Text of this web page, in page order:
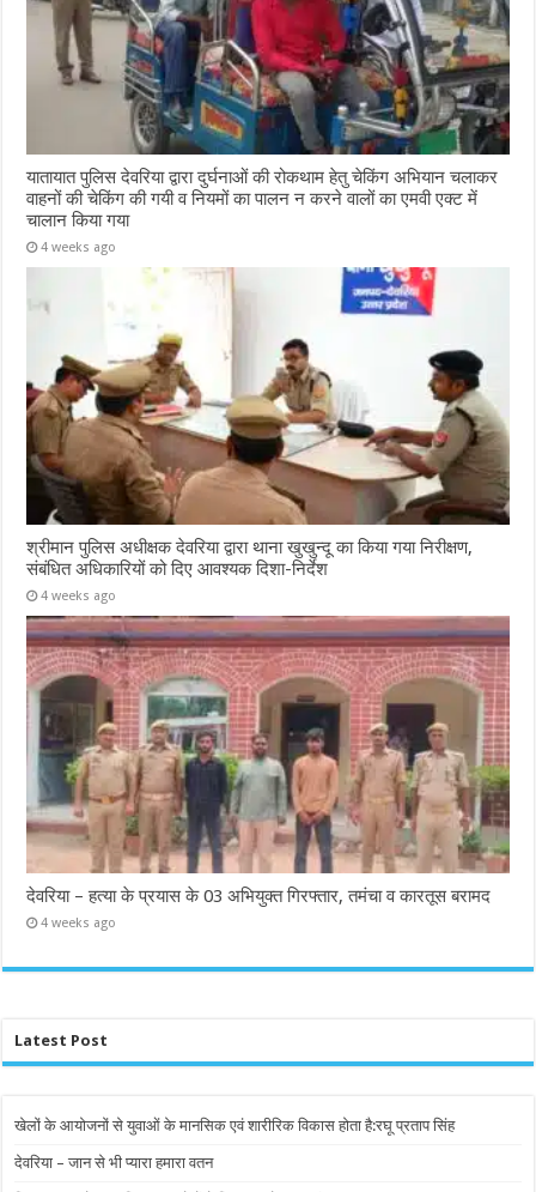
यातायात पुलिस देवरिया द्वारा दुर्घनाओं की रोकथाम हेतु चेकिंग अभियान चलाकर
वाहनों की चेकिंग की गयी व नियमों का पालन न करने वालों का एमवी एक्ट में
चालान किया गया
4 weeks ago
श्रीमान पुलिस अधीक्षक देवरिया द्वारा थाना खुखुन्दू का किया गया निरीक्षण,
संबंधित अधिकारियों को दिए आवश्यक दिशा-निर्देश
4 weeks ago
देवरिया – हत्या के प्रयास के 03 अभियुक्त गिरफ्तार, तमंचा व कारतूस बरामद
4 weeks ago
Latest Post
खेलों के आयोजनों से युवाओं के मानसिक एवं शारीरिक विकास होता है:रघू प्रताप सिंह
देवरिया – जान से भी प्यारा हमारा वतन